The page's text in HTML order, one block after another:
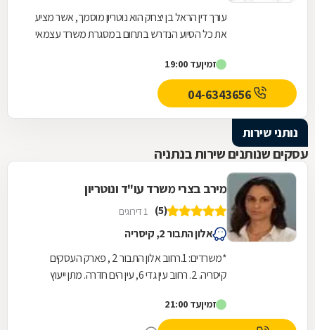
עורך דין הראל בן יצחק הוא נוטריון מוסמך, אשר מציע
את כל הסיוע הנדרש בתחום במסגרת משרד עצמאי
זמיןעד 19:00
נותני שירות
עסקים שנותנים שירות בנתניה
מירב בצרי משרד עו"ד ונוטריון
(5) 1 דירוגים
אלון התבור 2, קיסריה
*משרדים: 1.רחוב אלון התבור 2 , פארק העסקים
קיסריה. 2. רחוב עין גדי 6, עין הים חדרה. מתן ייעוץ
זמיןעד 21:00